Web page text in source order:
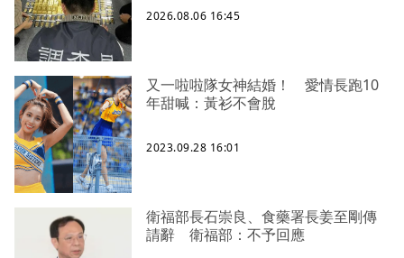
2026.08.06 16:45
又一啦啦隊女神結婚！ 愛情長跑10
年甜喊：黃衫不會脫
2023.09.28 16:01
衛福部長石崇良、食藥署長姜至剛傳
請辭 衛福部：不予回應